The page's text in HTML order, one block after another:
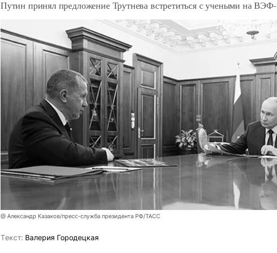
Путин принял предложение Трутнева встретиться с учеными на
@ Александр Казаков/пресс-служба президента РФ/ТАСС
Tекст: Валерия Городецкая